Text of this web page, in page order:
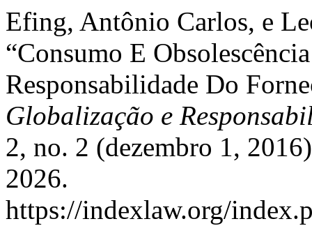
Efing, Antônio Carlos, e
“Consumo E
Responsabilidade Do
Globalização e
2, no. 2 (dezembro 1,
2026.
https://indexlaw.org/